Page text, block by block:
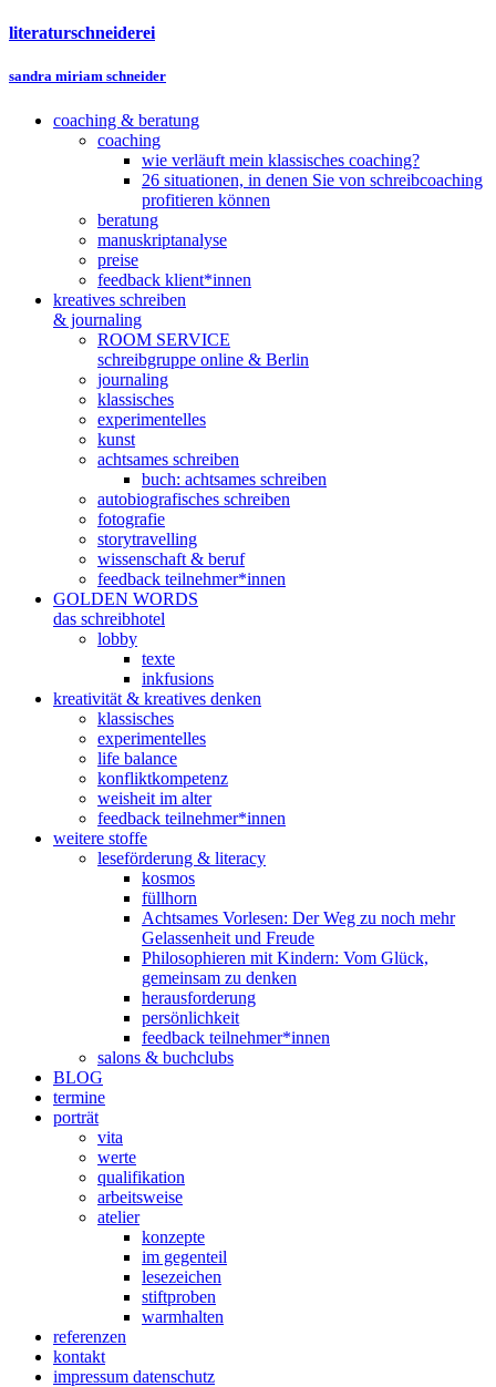
literaturschneiderei
sandra miriam schneider
coaching & beratung
coaching
wie verläuft mein klassisches coaching?
26 situationen, in denen Sie von schreibcoaching
profitieren können
beratung
manuskriptanalyse
preise
feedback klient*innen
kreatives schreiben
& journaling
ROOM SERVICE
schreibgruppe online & Berlin
journaling
klassisches
experimentelles
kunst
achtsames schreiben
buch: achtsames schreiben
autobiografisches schreiben
fotografie
storytravelling
wissenschaft & beruf
feedback teilnehmer*innen
GOLDEN WORDS
das schreibhotel
lobby
texte
inkfusions
kreativität & kreatives denken
klassisches
experimentelles
life balance
konfliktkompetenz
weisheit im alter
feedback teilnehmer*innen
weitere stoffe
leseförderung & literacy
kosmos
füllhorn
Achtsames Vorlesen: Der Weg zu noch mehr
Gelassenheit und Freude
Philosophieren mit Kindern: Vom Glück,
gemeinsam zu denken
herausforderung
persönlichkeit
feedback teilnehmer*innen
salons & buchclubs
BLOG
termine
porträt
vita
werte
qualifikation
arbeitsweise
atelier
konzepte
im gegenteil
lesezeichen
stiftproben
warmhalten
referenzen
kontakt
impressum datenschutz